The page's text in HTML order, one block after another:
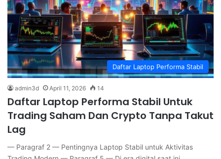
Daftar Laptop Performa Stabil
admin3d April 11, 2026 14
Daftar Laptop Performa Stabil Untuk
Trading Saham Dan Crypto Tanpa Takut
Lag
— Paragraf 2 — Pentingnya Laptop Stabil untuk Aktivitas